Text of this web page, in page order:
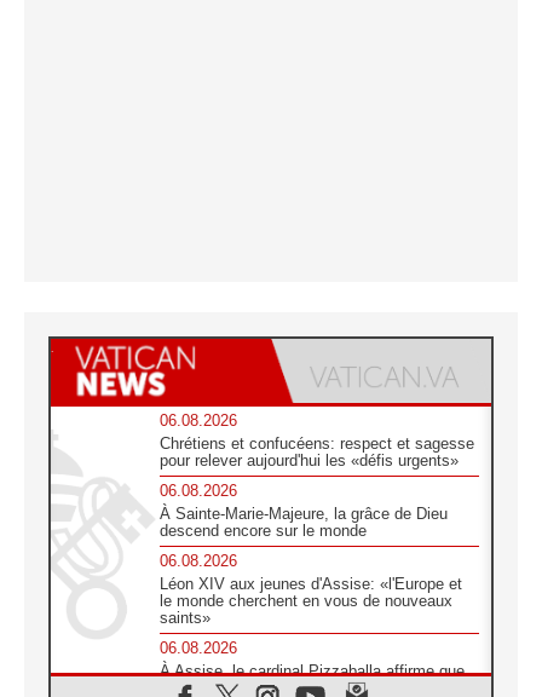
06.08.2026
Chrétiens et confucéens: respect et sagesse
pour relever aujourd'hui les «défis urgents»
06.08.2026
À Sainte-Marie-Majeure, la grâce de Dieu
descend encore sur le monde
06.08.2026
Léon XIV aux jeunes d'Assise: «l'Europe et
le monde cherchent en vous de nouveaux
saints»
06.08.2026
À Assise, le cardinal Pizzaballa affirme que
«les chrétiens veulent la paix»